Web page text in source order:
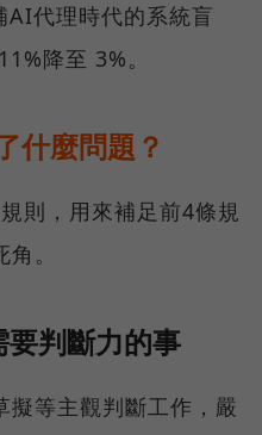
AI代理時代的系統盲
降至 3%。
什麼問題？
則，用來補足前4條規
。
判斷力的事
等主觀判斷工作，嚴